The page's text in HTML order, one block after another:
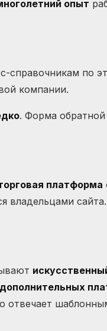
опыт
справочникам по
компании.
. Форма обратной
платформа
владельцами
отвечает